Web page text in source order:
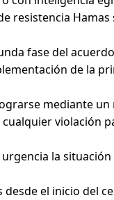
resistencia
fase del
de la
mediante
violación
la
el inicio del